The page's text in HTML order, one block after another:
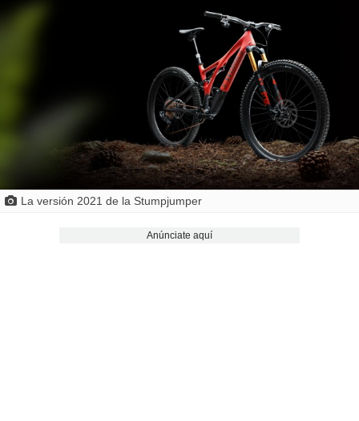
La versión 2021 de la Stumpjumper
Anúnciate aquí